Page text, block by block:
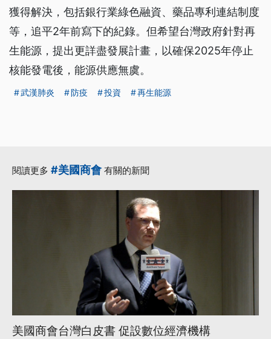
獲得解決，包括銀行業綠色融資、藥品專利連結制度
等，追平2年前寫下的紀錄。但希望台灣政府針對再
生能源，提出更詳盡發展計畫，以確保2025年停止
核能發電後，能源供應無虞。
武漢肺炎 防疫 投資 再生能源
閱讀更多 #美國商會 有關的新聞
美國商會台灣白皮書 促設數位經濟機構